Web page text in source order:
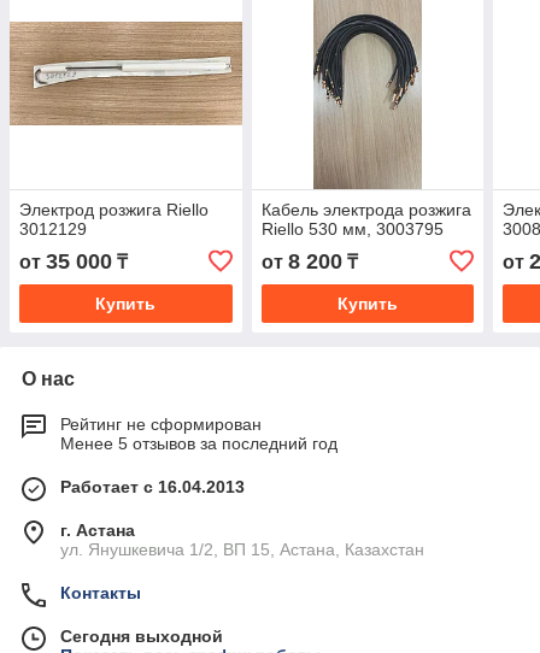
Электрод розжига Riello
3012129
от 35 000 ₸
Купить
Кабель электрода розжига
Riello 530 мм, 3003795
от 8 200₸
Купить
от
О нас
Рейтинг не сформирован
Менее 5 отзывов за последний год
Работает с 16.04.2013
г. Астана
ул. Янушкевича 1/2, ВП 15, Астана, Казахстан
Контакты
Сегодня выходной